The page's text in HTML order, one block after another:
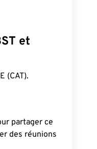
et
(CAT).
partager ce
des réunions